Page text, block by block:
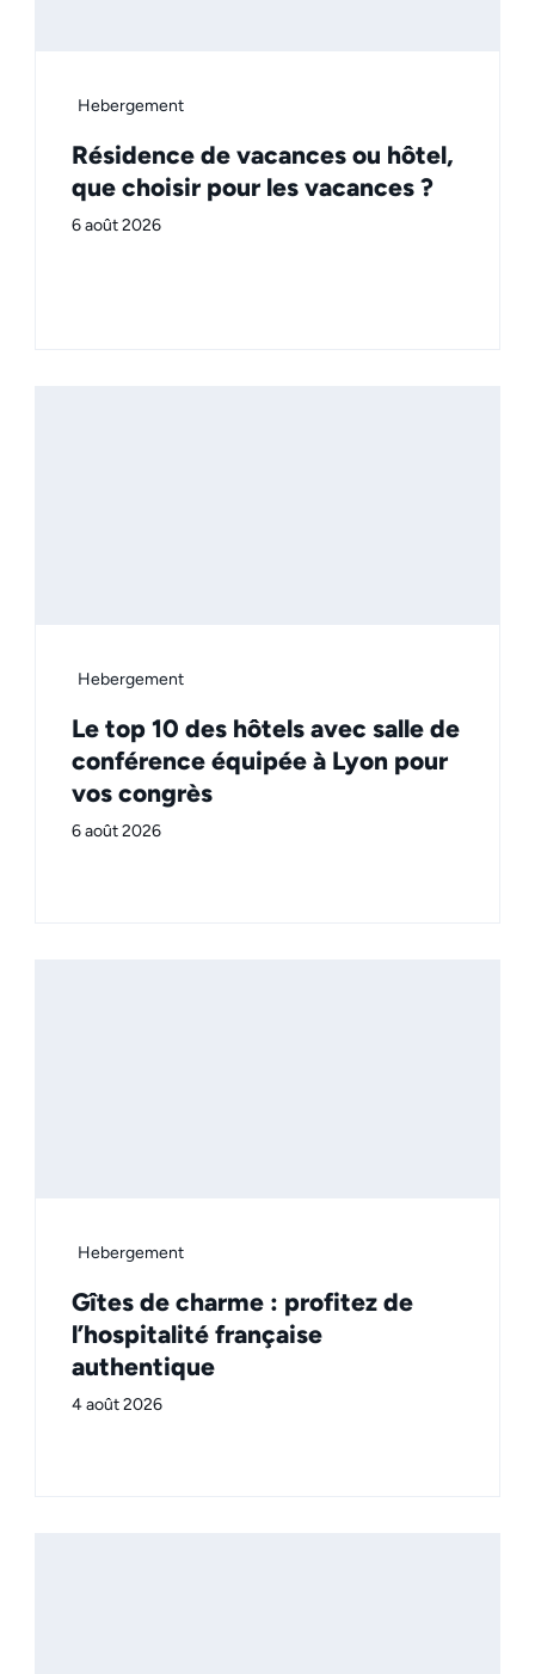
Hebergement
Résidence de vacances ou hôtel,
que choisir pour les vacances ?
6 août 2026
Hebergement
Le top 10 des hôtels avec salle de
conférence équipée à Lyon pour
vos congrès
6 août 2026
Hebergement
Gîtes de charme : profitez de
l’hospitalité française
authentique
4 août 2026